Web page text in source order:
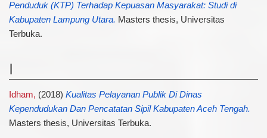
Penduduk (KTP) Terhadap Kepuasan Masyarakat: Studi di
Kabupaten Lampung Utara. Masters thesis, Universitas
Terbuka.
I
Idham, (2018) Kualitas Pelayanan Publik Di Dinas
Kependudukan Dan Pencatatan Sipil Kabupaten Aceh Tengah.
Masters thesis, Universitas Terbuka.